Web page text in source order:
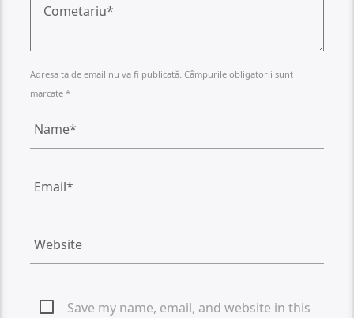
Adresa ta de email nu va fi publicată. Câmpurile obligatorii sunt
marcate *
Save my name, email, and website in this